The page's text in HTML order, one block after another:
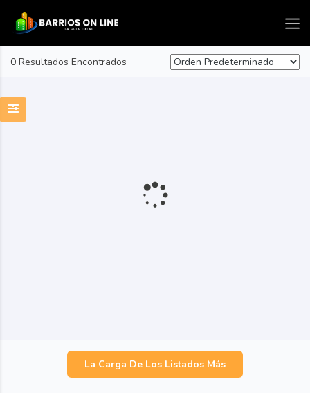
0 Resultados Encontrados
La Carga De Los Listados Más